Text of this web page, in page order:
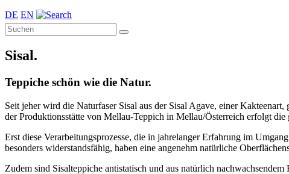
DE EN
Sisal.
Teppiche schön wie die Natur.
Seit jeher wird die Naturfaser Sisal aus der Sisal Agave, einer
der Produktionsstätte von Mellau-Teppich in Mellau/Österreich erfolgt die
Erst diese Verarbeitungsprozesse, die in jahrelanger Erfahrung im
besonders widerstandsfähig, haben eine angenehm natürliche
Zudem sind Sisalteppiche antistatisch und aus natürlich nachwachsendem